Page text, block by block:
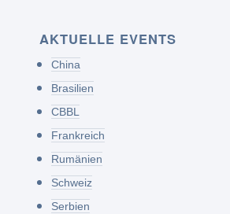
AKTUELLE EVENTS
China
Brasilien
CBBL
Frankreich
Rumänien
Schweiz
Serbien